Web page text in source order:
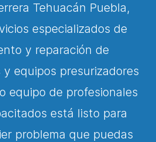
Tehuacán Puebla,
especializados de
y reparación de
equipos presurizadores
equipo de profesionales
está listo para
problema que puedas